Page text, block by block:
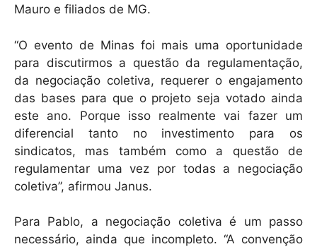
Mauro e filiados de MG.
“O evento de Minas foi mais uma oportunidade
para discutirmos a questão da regulamentação,
da negociação coletiva, requerer o engajamento
das bases para que o projeto seja votado ainda
este ano. Porque isso realmente vai fazer um
diferencial tanto no investimento para os
sindicatos, mas também como a questão de
regulamentar uma vez por todas a negociação
coletiva”, afirmou Janus.
Para Pablo, a negociação coletiva é um passo
necessário, ainda que incompleto. “A convenção